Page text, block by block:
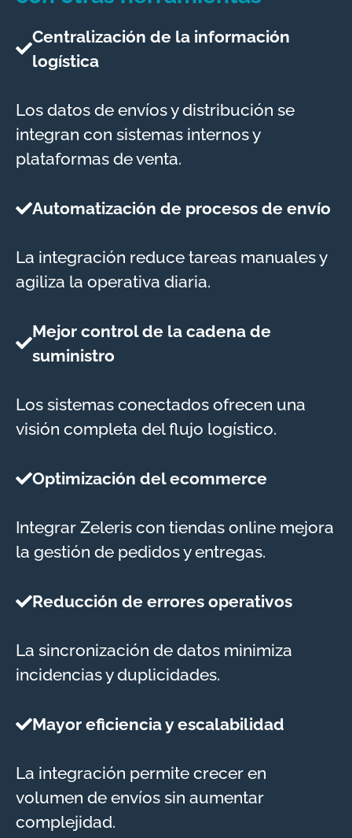
Centralización de la información
logística
Los datos de envíos y distribución se
integran con sistemas internos y
plataformas de venta.
Automatización de procesos de envío
La integración reduce tareas manuales y
agiliza la operativa diaria.
Mejor control de la cadena de
suministro
Los sistemas conectados ofrecen una
visión completa del flujo logístico.
Optimización del ecommerce
Integrar Zeleris con tiendas online mejora
la gestión de pedidos y entregas.
Reducción de errores operativos
La sincronización de datos minimiza
incidencias y duplicidades.
Mayor eficiencia y escalabilidad
La integración permite crecer en
volumen de envíos sin aumentar
complejidad.